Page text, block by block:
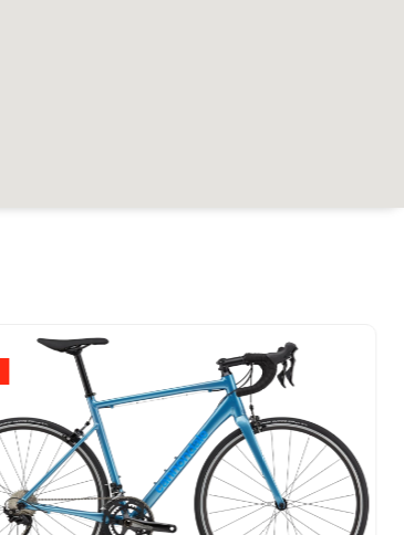
Preis
war:
CHF 1'699
Preis
ist:
CHF